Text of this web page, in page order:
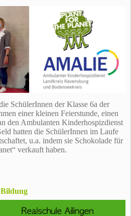
SchülerInnen der Klasse 6a der
einer kleinen Feierstunde, einen
den Ambulanten Kinderhospizdienst
hatten die SchülerInnen im Laufe
u.a. indem sie Schokolade für
verkauft haben.